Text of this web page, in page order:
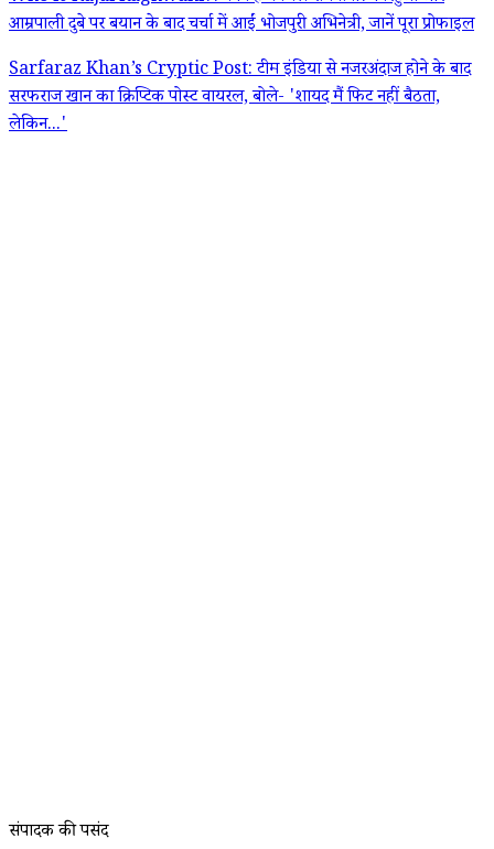
आम्रपाली दुबे पर बयान के बाद चर्चा में आईं भोजपुरी अभिनेत्री, जानें पूरा प्रोफाइल
Sarfaraz Khan’s Cryptic Post: टीम इंडिया से नजरअंदाज होने के बाद
सरफराज खान का क्रिप्टिक पोस्ट वायरल, बोले- 'शायद मैं फिट नहीं बैठता,
लेकिन...'
संपादक की पसंद